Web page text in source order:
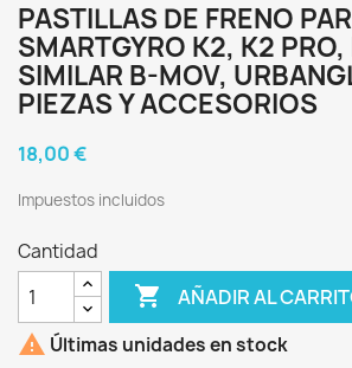
PASTILLAS DE FRENO
SMARTGYRO K2, K2 PRO,
SIMILAR B-MOV,
PIEZAS Y ACCESORIOS
18,00 €
Impuestos incluidos
Cantidad
 AÑADIR AL
 Últimas unidades en stock